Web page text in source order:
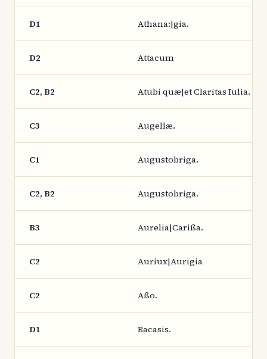
D1 Athana:|gia.
D2 Attacum
C2, B2 Atubi quæ|et Claritas Iulia.
C3 Augellæ.
C1 Augustobriga.
C2, B2 Augustobriga.
B3 Aurelia|Carißa.
C2 Auriux|Aurigia
C2 Aßo.
D1 Bacasis.